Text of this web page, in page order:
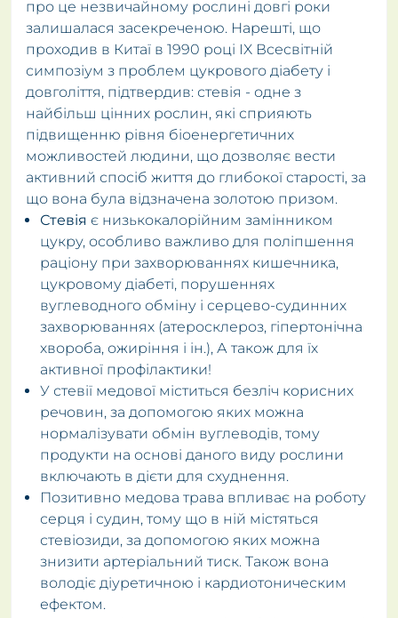
про це незвичайному рослині довгі роки
залишалася засекреченою. Нарешті, що
проходив в Китаї в 1990 році IX Всесвітній
симпозіум з проблем цукрового діабету і
довголіття, підтвердив: стевія - одне з
найбільш цінних рослин, які сприяють
підвищенню рівня біоенергетичних
можливостей людини, що дозволяє вести
активний спосіб життя до глибокої старості, за
що вона була відзначена золотою призом.
Стевія є низькокалорійним замінником
цукру, особливо важливо для поліпшення
раціону при захворюваннях кишечника,
цукровому діабеті, порушеннях
вуглеводного обміну і серцево-судинних
захворюваннях (атеросклероз, гіпертонічна
хвороба, ожиріння і ін.), А також для їх
активної профілактики!
У стевії медової міститься безліч корисних
речовин, за допомогою яких можна
нормалізувати обмін вуглеводів, тому
продукти на основі даного виду рослини
включають в дієти для схуднення.
Позитивно медова трава впливає на роботу
серця і судин, тому що в ній містяться
стевіозиди, за допомогою яких можна
знизити артеріальний тиск. Також вона
володіє діуретичною і кардиотоническим
ефектом.